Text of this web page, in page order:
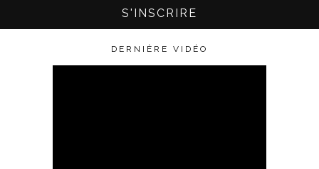
DERNIÈRE VIDÉO